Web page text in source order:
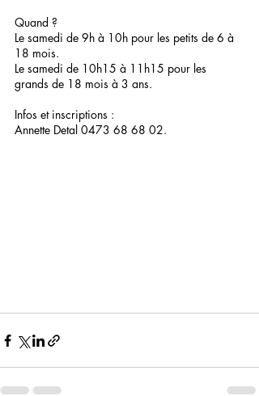
Quand ?
Le samedi de 9h à 10h pour les petits de 6 à
18 mois.
Le samedi de 10h15 à 11h15 pour les
grands de 18 mois à 3 ans.
Infos et inscriptions :
Annette Detal 0473 68 68 02.